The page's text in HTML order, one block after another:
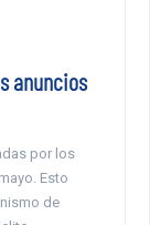
anuncios
por los
Esto
de